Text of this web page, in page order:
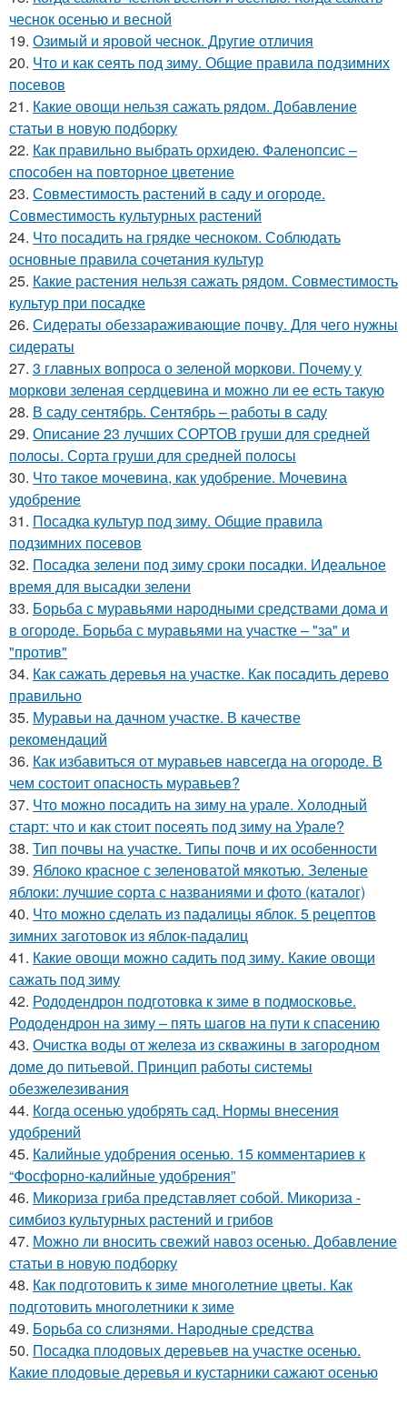
чеснок осенью и весной
19. Озимый и яровой чеснок. Другие отличия
20. Что и как сеять под зиму. Общие правила подзимних
посевов
21. Какие овощи нельзя сажать рядом. Добавление
статьи в новую подборку
22. Как правильно выбрать орхидею. Фаленопсис –
способен на повторное цветение
23. Совместимость растений в саду и огороде.
Совместимость культурных растений
24. Что посадить на грядке чесноком. Соблюдать
основные правила сочетания культур
25. Какие растения нельзя сажать рядом. Совместимость
культур при посадке
26. Сидераты обеззараживающие почву. Для чего нужны
сидераты
27. 3 главных вопроса о зеленой моркови. Почему у
моркови зеленая сердцевина и можно ли ее есть такую
28. В саду сентябрь. Сентябрь – работы в саду
29. Описание 23 лучших СОРТОВ груши для средней
полосы. Сорта груши для средней полосы
30. Что такое мочевина, как удобрение. Мочевина
удобрение
31. Посадка культур под зиму. Общие правила
подзимних посевов
32. Посадка зелени под зиму сроки посадки. Идеальное
время для высадки зелени
33. Борьба с муравьями народными средствами дома и
в огороде. Борьба с муравьями на участке – "за" и
"против"
34. Как сажать деревья на участке. Как посадить дерево
правильно
35. Муравьи на дачном участке. В качестве
рекомендаций
36. Как избавиться от муравьев навсегда на огороде. В
чем состоит опасность муравьев?
37. Что можно посадить на зиму на урале. Холодный
старт: что и как стоит посеять под зиму на Урале?
38. Тип почвы на участке. Типы почв и их особенности
39. Яблоко красное с зеленоватой мякотью. Зеленые
яблоки: лучшие сорта с названиями и фото (каталог)
40. Что можно сделать из падалицы яблок. 5 рецептов
зимних заготовок из яблок-падалиц
41. Какие овощи можно садить под зиму. Какие овощи
сажать под зиму
42. Рододендрон подготовка к зиме в подмосковье.
Рододендрон на зиму – пять шагов на пути к спасению
43. Очистка воды от железа из скважины в загородном
доме до питьевой. Принцип работы системы
обезжелезивания
44. Когда осенью удобрять сад. Нормы внесения
удобрений
45. Калийные удобрения осенью. 15 комментариев к
“Фосфорно-калийные удобрения”
46. Микориза гриба представляет собой. Микориза -
симбиоз культурных растений и грибов
47. Можно ли вносить свежий навоз осенью. Добавление
статьи в новую подборку
48. Как подготовить к зиме многолетние цветы. Как
подготовить многолетники к зиме
49. Борьба со слизнями. Народные средства
50. Посадка плодовых деревьев на участке осенью.
Какие плодовые деревья и кустарники сажают осенью